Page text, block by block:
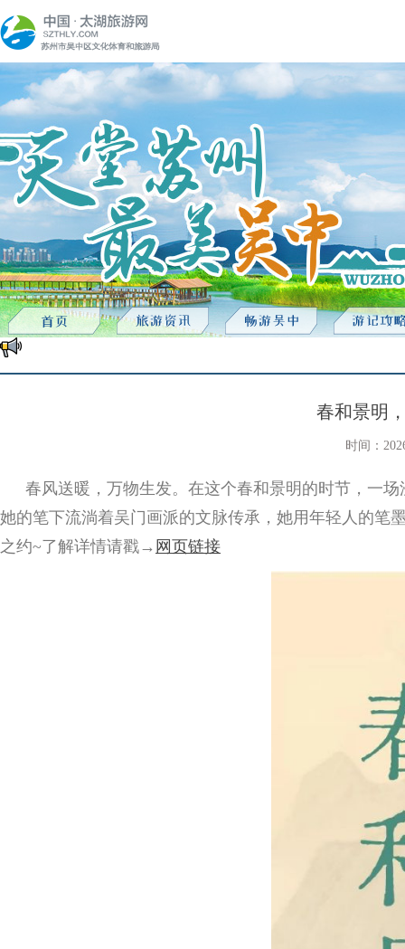
春和景明
时间：
春风送暖，万物生发。在这个春和景明的时节，一
她的笔下流淌着吴门画派的文脉传承，她用年轻人的笔
之约~了解详情请戳→ 网页链接